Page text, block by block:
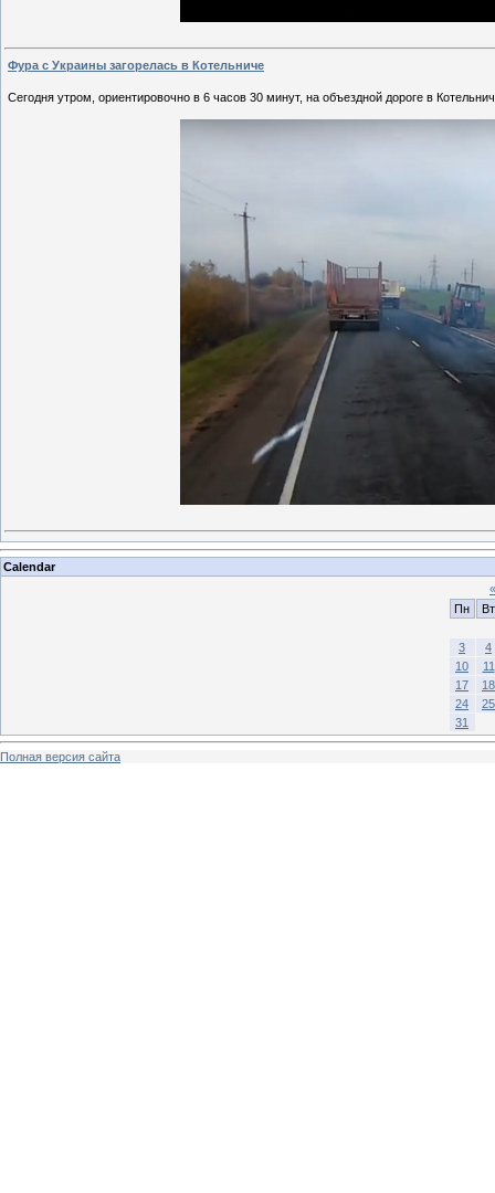
Фура с Украины загорелась в Котельниче
Сегодня утром, ориентировочно в 6 часов 30 минут, на объездной дороге в
Calendar
«
Пн
Вт
3
4
10
11
17
18
24
25
31
Полная версия сайта